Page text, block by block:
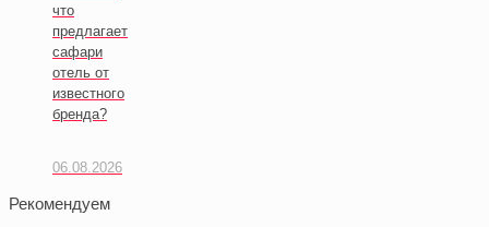
что
предлагает
сафари
отель от
известного
бренда?
06.08.2026
Рекомендуем